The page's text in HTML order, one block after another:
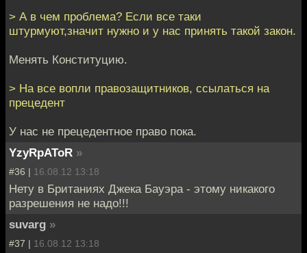
> А в чем проблема? Если все таки
штурмуют,значит нужно и у нас принять такой закон.
Менять Конституцию.
> На все вопли правозащитников, ссылаться на
прецедент
У нас не прецедентное право пока.
YzyRpAToR »
#36 | 16.08.12 13:18
Нету в Британиях Джека Бауэра - этому никакого
разрешения не надо!!!
suvarg »
#37 | 16.08.12 13:18